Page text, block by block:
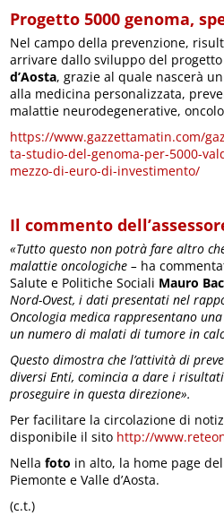
Progetto 5000 genoma,
Nel campo della prevenzione,
arrivare dallo sviluppo del progetto
d’Aosta, grazie al quale nascerà
alla medicina personalizzata,
malattie neurodegenerative,
https://www.gazzettamatin.com/
ta-studio-del-genoma-per-5000-
mezzo-di-euro-di-investimento/
Il commento
«Tutto questo non potrà fare altro
malattie oncologiche – ha
Salute e Politiche Sociali Mauro
Nord-Ovest, i dati presentati nel
Oncologia medica rappresentano
un numero di malati di tumore in
Questo dimostra che l’attività di
diversi Enti, comincia a dare i
proseguire in questa direzione».
Per facilitare la circolazione di
disponibile il sito http://
Nella foto in alto, la home page
Piemonte e Valle d’Aosta.
(c.t.)